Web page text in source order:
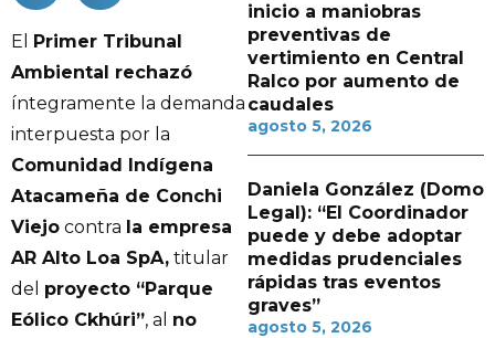
El Primer Tribunal
Ambiental rechazó
íntegramente la demanda
interpuesta por la
Comunidad Indígena
Atacameña de Conchi
Viejo contra la empresa
AR Alto Loa SpA, titular
del proyecto “Parque
Eólico Ckhúri”, al no
inicio a maniobras
preventivas de
vertimiento en Central
Ralco por aumento de
caudales
agosto 5, 2026
Daniela González (Domo
Legal): “El Coordinador
puede y debe adoptar
medidas prudenciales
rápidas tras eventos
graves”
agosto 5, 2026